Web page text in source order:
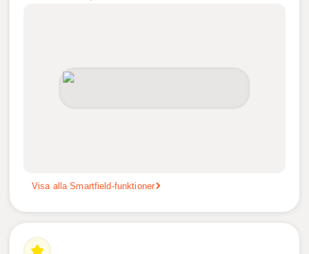
Visa alla Smartfield-funktioner